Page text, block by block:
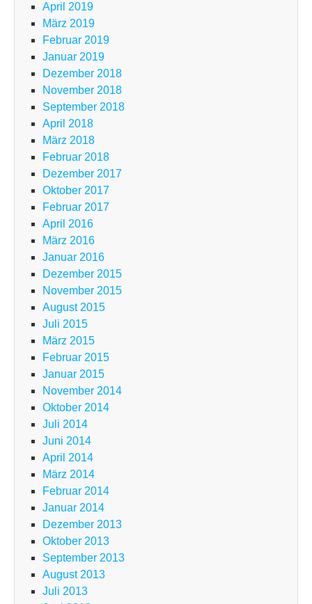
April 2019
März 2019
Februar 2019
Januar 2019
Dezember 2018
November 2018
September 2018
April 2018
März 2018
Februar 2018
Dezember 2017
Oktober 2017
Februar 2017
April 2016
März 2016
Januar 2016
Dezember 2015
November 2015
August 2015
Juli 2015
März 2015
Februar 2015
Januar 2015
November 2014
Oktober 2014
Juli 2014
Juni 2014
April 2014
März 2014
Februar 2014
Januar 2014
Dezember 2013
Oktober 2013
September 2013
August 2013
Juli 2013